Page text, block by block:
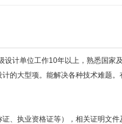
设计单位工作10年以上，熟悉国家
的大型项。能解决各种技术难题
、执业资格证等），相关证明文